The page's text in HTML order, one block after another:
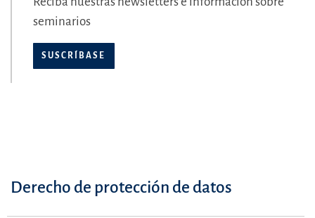
seminarios
SUSCRÍBASE
Derecho de protección de datos